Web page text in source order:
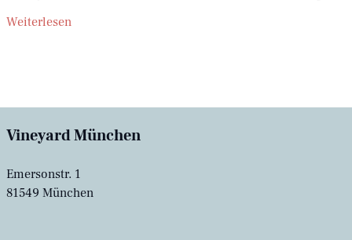
Weiterlesen
Vineyard München
Emersonstr. 1
81549 München